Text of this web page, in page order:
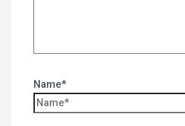
Name*